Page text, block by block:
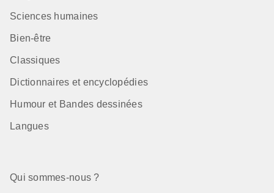
Sciences humaines
Bien-être
Classiques
Dictionnaires et encyclopédies
Humour et Bandes dessinées
Langues
Qui sommes-nous ?